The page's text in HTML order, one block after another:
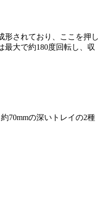
形されており、ここを押し
最大で約180度回転し、収
70mmの深いトレイの2種